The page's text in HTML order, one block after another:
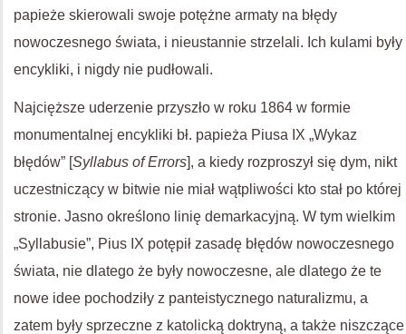
papieże skierowali swoje potężne armaty na błędy
nowoczesnego świata, i nieustannie strzelali. Ich kulami były
encykliki, i nigdy nie pudłowali.
Najcięższe uderzenie przyszło w roku 1864 w formie
monumentalnej encykliki bł. papieża Piusa IX „Wykaz
błędów” [Syllabus of Errors], a kiedy rozproszył się dym, nikt
uczestniczący w bitwie nie miał wątpliwości kto stał po której
stronie. Jasno określono linię demarkacyjną. W tym wielkim
„Syllabusie”, Pius IX potępił zasadę błędów nowoczesnego
świata, nie dlatego że były nowoczesne, ale dlatego że te
nowe idee pochodziły z panteistycznego naturalizmu, a
zatem były sprzeczne z katolicką doktryną, a także niszczące